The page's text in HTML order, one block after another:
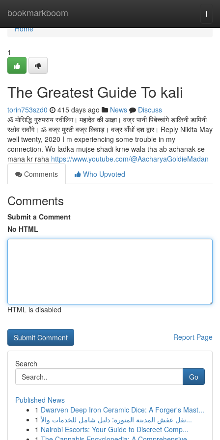
bookmarkboom
Home
Home
1
The Greatest Guide To kali
torin753szd0 415 days ago News
Discuss
ॐ मोसिद्धि गुरुपराय स्वीलिंग। महादेव की आज्ञा। वज्र पानी पिबेच्चांगे डाकिनी डापिनी
रक्षोव सर्वांगे। ॐ वज्र मुस्ठी वज्र किवाड़। वज्र बाँधों दश द्वार। Reply Nikita May
well twenty, 2020 I m experiencing some trouble in my
connection. Wo ladka mujse shadi krne wala tha ab achanak se
mana kr raha https://www.youtube.com/@AacharyaGoldieMadan
Comments
Who Upvoted
Comments
Submit a Comment
No HTML
HTML is disabled
Report Page
Search
Go
Published News
1 Dwarven Deep Iron Ceramic Dice: A Forger's Mast...
1
نقل عفش المدينة المنورة: دليل شامل للخدمات والأ...
1 Nairobi Escorts: Your Guide to Discreet Comp...